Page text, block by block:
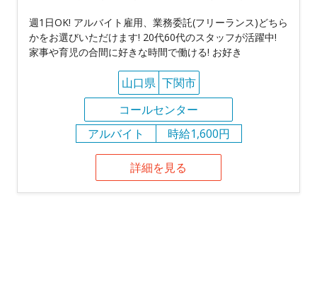
週1日OK! アルバイト雇用、業務委託(フリーランス)どちら
かをお選びいただけます! 20代60代のスタッフが活躍中!
家事や育児の合間に好きな時間で働ける! お好き
山口県 下関市
コールセンター
アルバイト
時給1,600円
詳細を見る